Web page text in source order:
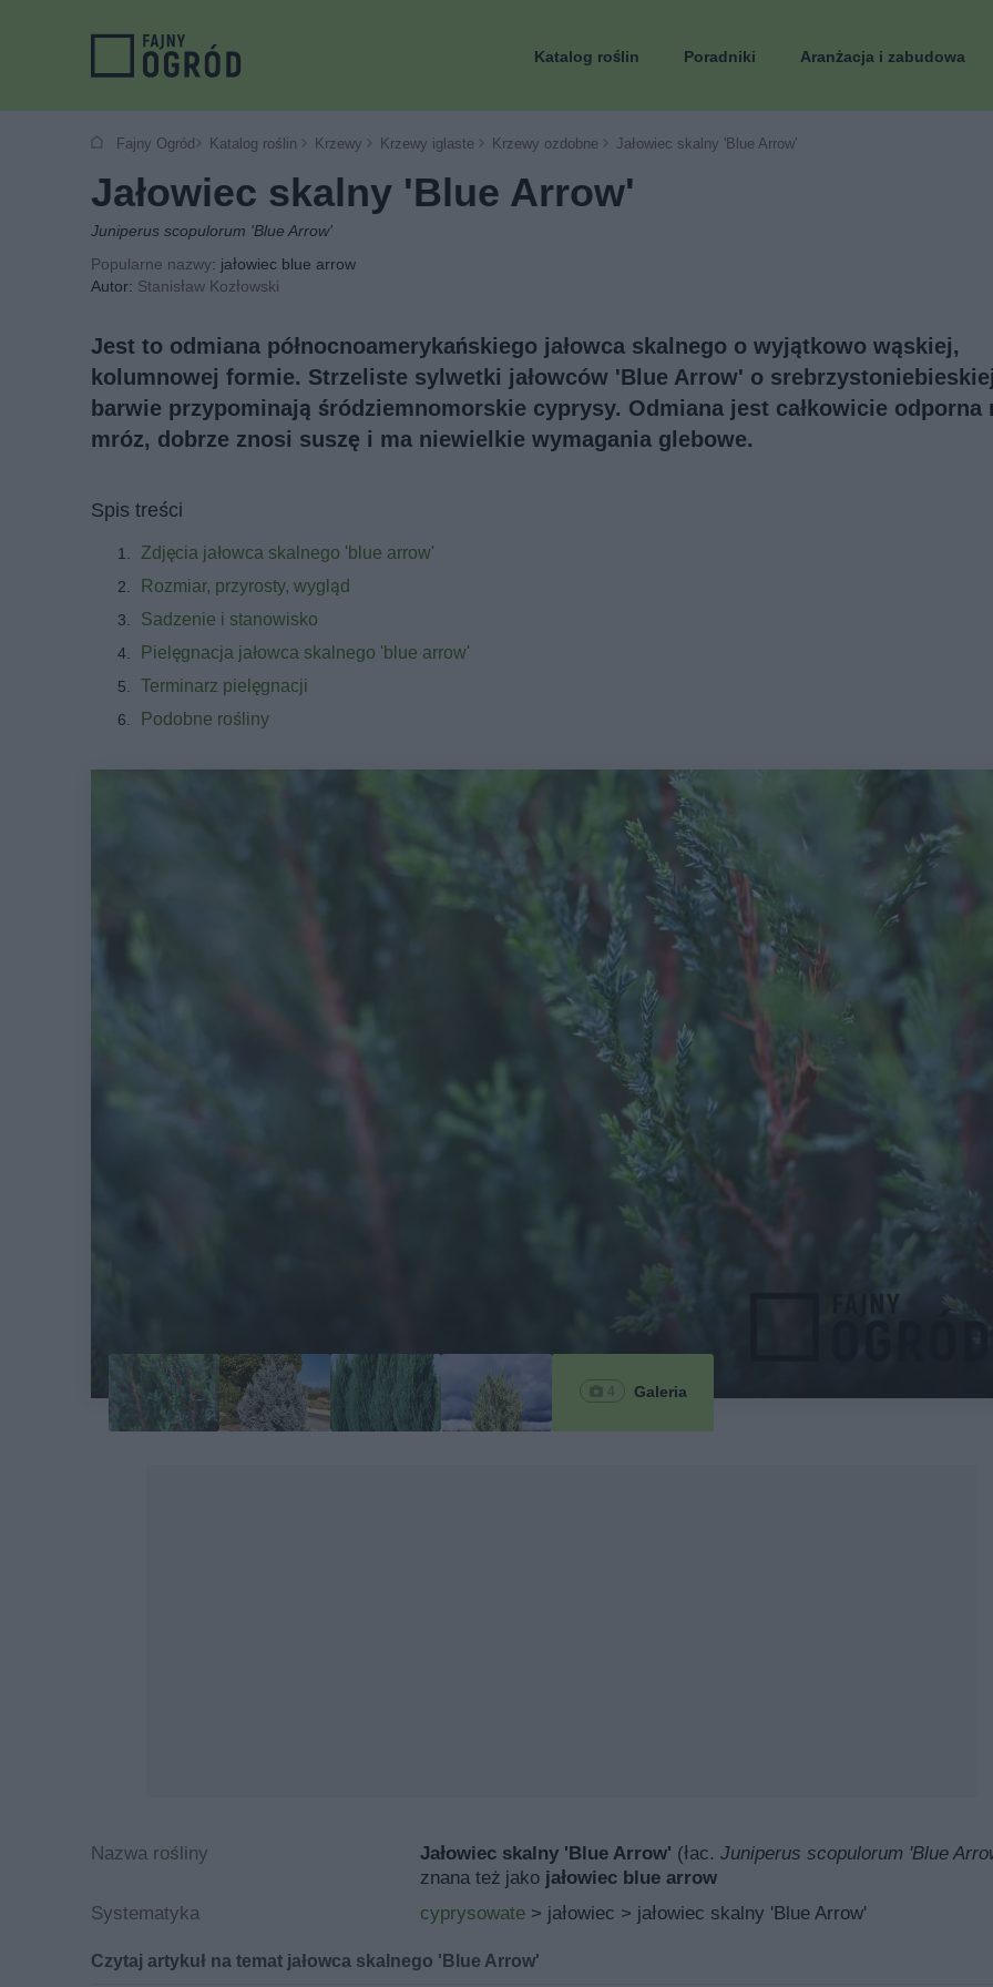
Katalog roślin Poradniki Aranżacja i zabudowa
Fajny Ogród Katalog roślin Krzewy Krzewy iglaste Krzewy ozdobne Jałowiec skalny 'Blue Arrow'
Jałowiec skalny 'Blue Arrow'
Juniperus scopulorum 'Blue Arrow'
Popularne nazwy: jałowiec blue arrow
Autor: Stanisław Kozłowski
Jest to odmiana północnoamerykańskiego jałowca skalnego o wyjątkowo wąskiej,
kolumnowej formie. Strzeliste sylwetki jałowców 'Blue Arrow' o
barwie przypominają śródziemnomorskie cyprysy. Odmiana jest całkowicie odporna
mróz, dobrze znosi suszę i ma niewielkie wymagania glebowe.
Spis treści
Zdjęcia jałowca skalnego 'blue arrow'
Rozmiar, przyrosty, wygląd
Sadzenie i stanowisko
Pielęgnacja jałowca skalnego 'blue arrow'
Terminarz pielęgnacji
Podobne rośliny
4 Galeria
Nazwa rośliny Jałowiec skalny 'Blue Arrow' (łac. Juniperus scopulorum 'Blue
znana też jako jałowiec blue arrow
Systematyka
cyprysowate> jałowiec > jałowiec skalny 'Blue Arrow'
Czytaj artykuł na temat jałowca skalnego 'Blue Arrow'